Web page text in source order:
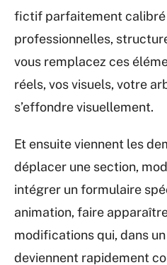
fictif parfaitement calibré
professionnelles,
vous remplacez ces
réels, vos visuels, votre
s’effondre visuellement.
Et ensuite viennent les
déplacer une section,
intégrer un formulaire
animation, faire
modifications qui, dans
deviennent rapidement